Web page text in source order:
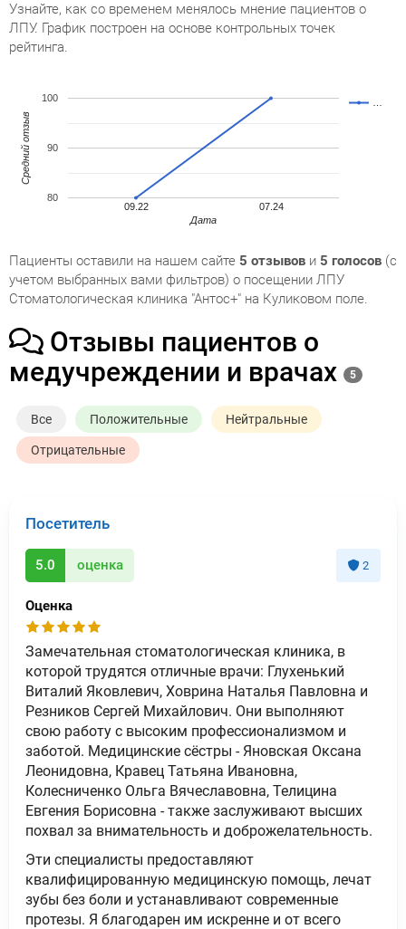
Узнайте, как со временем менялось мнение пациентов о
ЛПУ. График построен на основе контрольных точек
рейтинга.
…
09.22 07.24
80
90
100
Дата
Средний отзыв
Пациенты оставили на нашем сайте 5 отзывов и 5 голосов (с
учетом выбранных вами фильтров) о посещении ЛПУ
Стоматологическая клиника "Антос+" на Куликовом поле.
Отзывы пациентов о
медучреждении и врачах
5
Все Положительные Нейтральные
Отрицательные
Посетитель
5.0 оценка 2
Оценка
Замечательная стоматологическая клиника, в
которой трудятся отличные врачи: Глухенький
Виталий Яковлевич, Ховрина Наталья Павловна и
Резников Сергей Михайлович. Они выполняют
свою работу с высоким профессионализмом и
заботой. Медицинские сёстры - Яновская Оксана
Леонидовна, Кравец Татьяна Ивановна,
Колесниченко Ольга Вячеславовна, Телицина
Евгения Борисовна - также заслуживают высших
похвал за внимательность и доброжелательность.
Эти специалисты предоставляют
квалифицированную медицинскую помощь, лечат
зубы без боли и устанавливают современные
протезы. Я благодарен им искренне и от всего